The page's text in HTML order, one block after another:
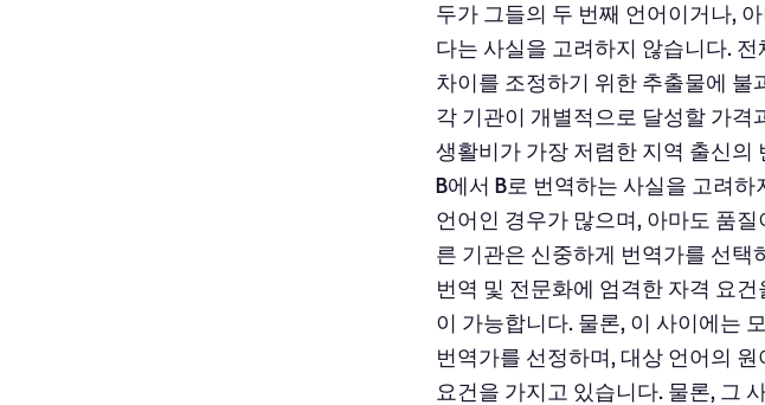
두가 그들의 두 번째 언어이거나,
다는 사실을 고려하지 않습니다.
차이를 조정하기 위한 추출물에 불
각 기관이 개별적으로 달성할 가격
생활비가 가장 저렴한 지역 출신의
B에서 B로 번역하는 사실을 고려
언어인 경우가 많으며, 아마도 품
른 기관은 신중하게 번역가를 선
번역 및 전문화에 엄격한 자격 요
이 가능합니다. 물론, 이 사이에는
번역가를 선정하며, 대상 언어의
요건을 가지고 있습니다. 물론, 그